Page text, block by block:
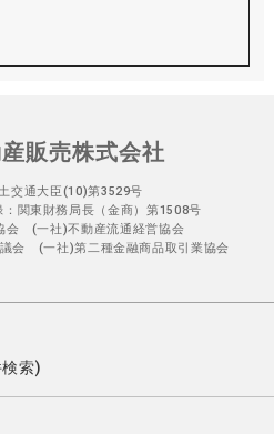
販売株式会社
交通大臣(10)第3529号
関東財務局長（金商）第1508号
会 (一社)不動産流通経営協会
会 (一社)第二種金融商品取引業協会
索)